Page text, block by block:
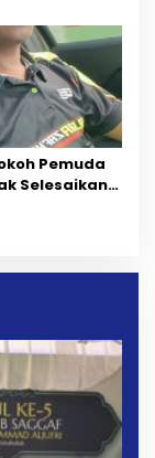
PT
Pemuda
Selesaikan